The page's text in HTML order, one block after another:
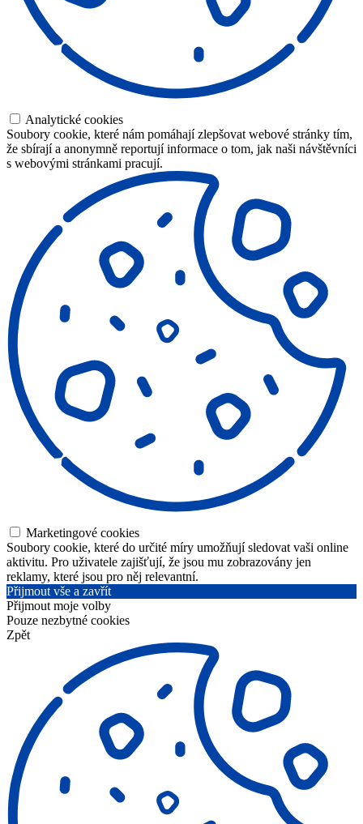
Analytické cookies
Soubory cookie, které nám pomáhají zlepšovat webové stránky tím,
že sbírají a anonymně reportují informace o tom, jak naši návštěvníci
s webovými stránkami pracují.
Marketingové cookies
Soubory cookie, které do určité míry umožňují sledovat vaši online
aktivitu. Pro uživatele zajišťují, že jsou mu zobrazovány jen
reklamy, které jsou pro něj relevantní.
Přijmout vše a zavřít
Přijmout moje volby
Pouze nezbytné cookies
Zpět